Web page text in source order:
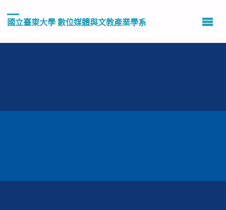
國立臺東大學 數位媒體與文教產業學系